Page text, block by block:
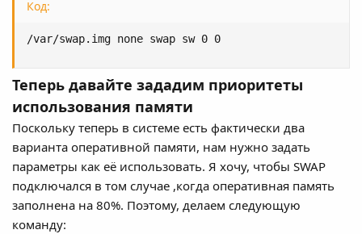
Код:
/var/swap.img none swap sw 0 0
Теперь давайте зададим приоритеты
использования памяти
Поскольку теперь в системе есть фактически два
варианта оперативной памяти, нам нужно задать
параметры как её использовать. Я хочу, чтобы SWAP
подключался в том случае ,когда оперативная память
заполнена на 80%. Поэтому, делаем следующую
команду: